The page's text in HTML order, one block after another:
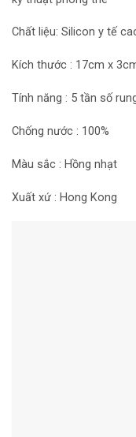
Chất liệu: Silicon y tế
Kích thước : 17cm x
Tính năng : 5 tần số
Chống nước : 100%
Màu sắc : Hồng nhạt
Xuất xứ : Hong Kong